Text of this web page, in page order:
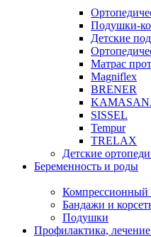
Подушки-
Детские
Матрас
Magniflex
BRENER
SISSEL
Tempur
TRELAX
Детские
Беременность и роды
Компрессионный
Бандажи и
Подушки
Профилактика,